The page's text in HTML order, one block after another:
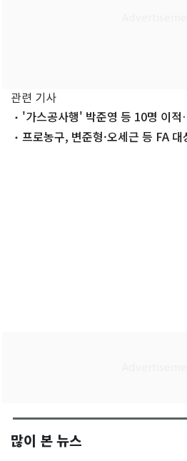
관련 기사
'가스공사행' 박준영 등 10명 이
마감프로농구, 변준형·오세근 등 FA
많이 본 뉴스